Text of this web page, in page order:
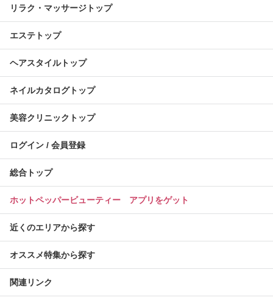
リラク・マッサージトップ
エステトップ
ヘアスタイルトップ
ネイルカタログトップ
美容クリニックトップ
ログイン / 会員登録
総合トップ
ホットペッパービューティー アプリをゲット
近くのエリアから探す
オススメ特集から探す
関連リンク